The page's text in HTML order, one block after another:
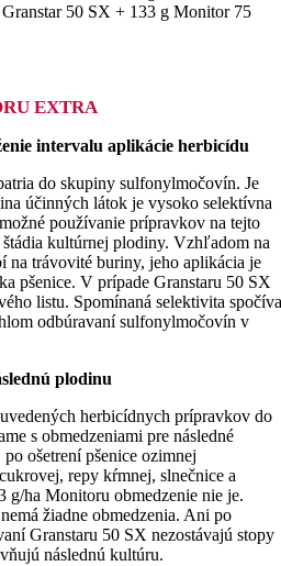
50 SX + 133 g Monitor 75
EXTRA
intervalu aplikácie herbicídu
do skupiny sulfonylmočovín. Je
účinných látok je vysoko selektívna
používanie prípravkov na tejto
kultúrnej plodiny. Vzhľadom na
na trávovité buriny, jeho aplikácia je
pšenice. V prípade Granstaru 50 SX
listu. Spomínaná selektivita spočíva
odbúravaní sulfonylmočovín v
plodinu
herbicídnych prípravkov do
s obmedzeniami pre následné
ošetrení pšenice ozimnej
repy kŕmnej, slnečnice a
g/ha Monitoru obmedzenie nie je.
žiadne obmedzenia. Ani po
Granstaru 50 SX nezostávajú stopy
následnú kultúru.